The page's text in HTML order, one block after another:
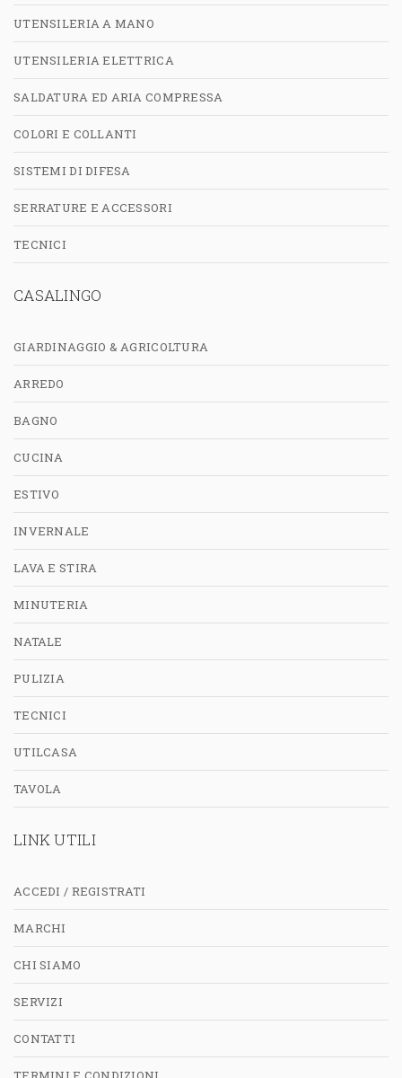
UTENSILERIA A MANO
UTENSILERIA ELETTRICA
SALDATURA ED ARIA COMPRESSA
COLORI E COLLANTI
SISTEMI DI DIFESA
SERRATURE E ACCESSORI
TECNICI
CASALINGO
GIARDINAGGIO & AGRICOLTURA
ARREDO
BAGNO
CUCINA
ESTIVO
INVERNALE
LAVA E STIRA
MINUTERIA
NATALE
PULIZIA
TECNICI
UTILCASA
TAVOLA
LINK UTILI
ACCEDI / REGISTRATI
MARCHI
CHI SIAMO
SERVIZI
CONTATTI